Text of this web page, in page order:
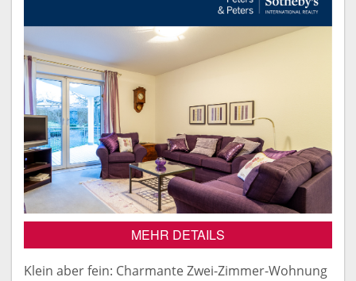
MEHR DETAILS
Klein aber fein: Charmante Zwei-Zimmer-Wohnung